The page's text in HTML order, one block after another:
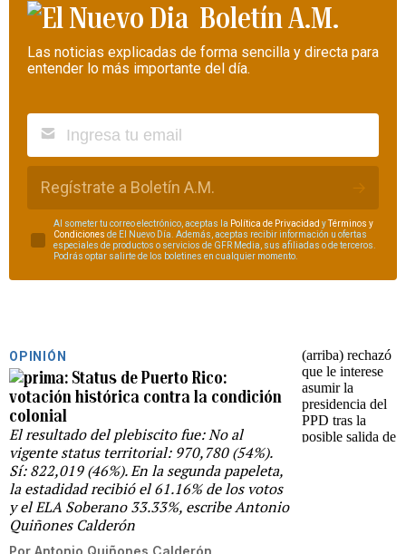
Boletín A.M.
Las noticias explicadas de forma sencilla y directa para
entender lo más importante del día.
Regístrate a Boletín A.M.
Al someter tu correo electrónico, aceptas la Política de Privacidad yTérminos y
Condiciones de El Nuevo Día. Además, aceptas recibir información u ofertas
especiales de productos o servicios de GFR Media, sus afiliadas o de terceros.
Podrás optar salirte de los boletines en cualquier momento.
OPINIÓN
Status de Puerto Rico:
votación histórica contra la condición
colonial
El resultado del plebiscito fue: No al
vigente status territorial: 970,780 (54%).
Sí: 822,019 (46%). En la segunda papeleta,
la estadidad recibió el 61.16% de los votos
y el ELA Soberano 33.33%, escribe Antonio
Quiñones Calderón
Por Antonio Quiñones Calderón